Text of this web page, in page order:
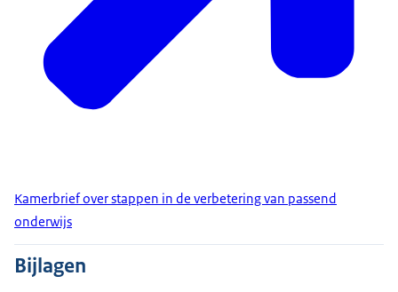
Kamerbrief over stappen in de verbetering van passend
onderwijs
Bijlagen